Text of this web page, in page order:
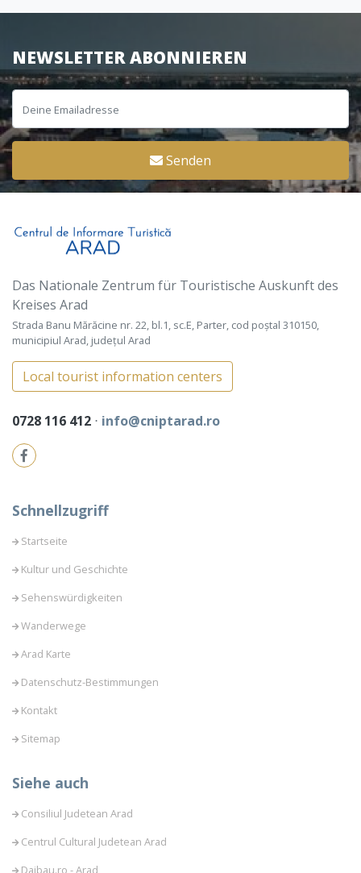
NEWSLETTER ABONNIEREN
Senden
Das Nationale Zentrum für Touristische Auskunft des
Kreises Arad
Strada Banu Mărăcine nr. 22, bl.1, sc.E, Parter, cod poștal 310150,
municipiul Arad, județul Arad
Local tourist information centers
0728 116 412 ⋅ info@cniptarad.ro
Schnellzugriff
Startseite
Kultur und Geschichte
Sehenswürdigkeiten
Wanderwege
Arad Karte
Datenschutz-Bestimmungen
Kontakt
Sitemap
Siehe auch
Consiliul Judetean Arad
Centrul Cultural Judetean Arad
Daibau.ro - Arad